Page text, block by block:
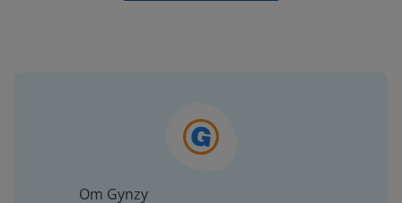
Om Gynzy